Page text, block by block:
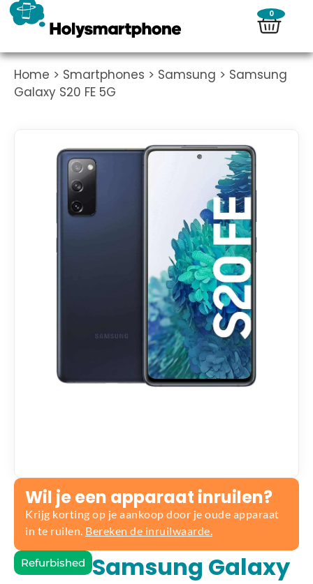
0
Home > Smartphones > Samsung > Samsung
Galaxy S20 FE 5G
Wil je een apparaat inruilen?
Krijg korting op je aankoop door je oude apparaat
in te ruilen. Bereken de inruilwaarde.
Refurbished
Samsung Galaxy